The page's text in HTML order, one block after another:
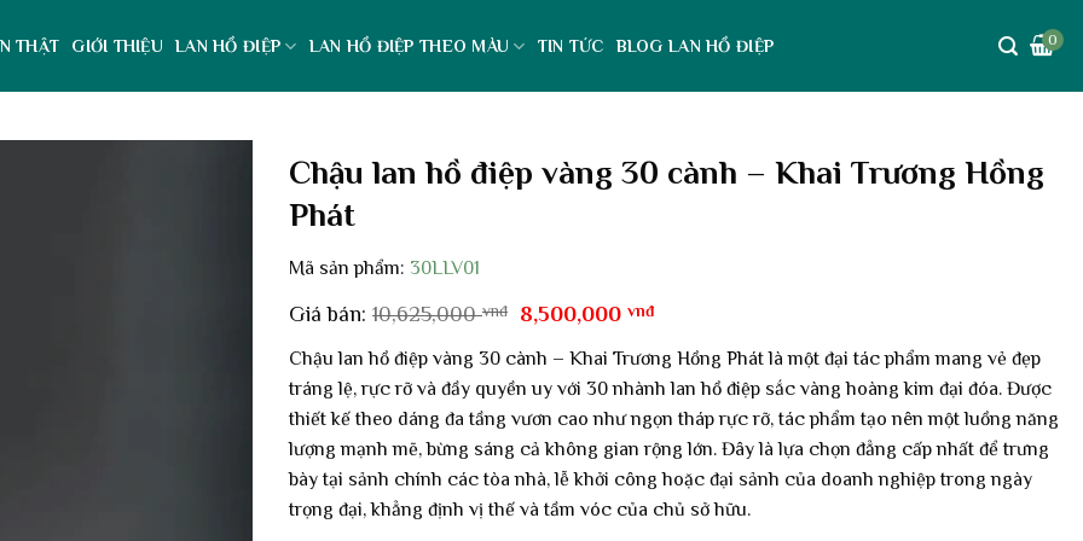
THẬT GIỚI THIỆU LAN HỒ ĐIỆP LAN HỒ ĐIỆP THEO MÀU TIN TỨC BLOG LAN HỒ ĐIỆP 0
Chậu lan hồ điệp vàng 30 cành – Khai Trương Hồng
Phát
Mã sản phẩm: 30LLV01
Giá bán: 10,625,000vnđ
Giá
là:
10,625,000 vnđ.
8,500,000vnđGiá
tại
là:
8,500,000 vnđ.
Chậu lan hồ điệp vàng 30 cành – Khai Trương Hồng Phát là một đại tác phẩm mang vẻ đẹp
tráng lệ, rực rỡ và đầy quyền uy với 30 nhành lan hồ điệp sắc vàng hoàng kim đại đóa. Được
thiết kế theo dáng đa tầng vươn cao như ngọn tháp rực rỡ, tác phẩm tạo nên một luồng năng
lượng mạnh mẽ, bừng sáng cả không gian rộng lớn. Đây là lựa chọn đẳng cấp nhất để trưng
bày tại sảnh chính các tòa nhà, lễ khởi công hoặc đại sảnh của doanh nghiệp trong ngày
trọng đại, khẳng định vị thế và tầm vóc của chủ sở hữu.